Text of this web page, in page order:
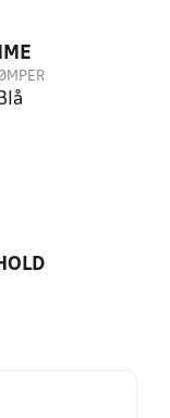
Blå